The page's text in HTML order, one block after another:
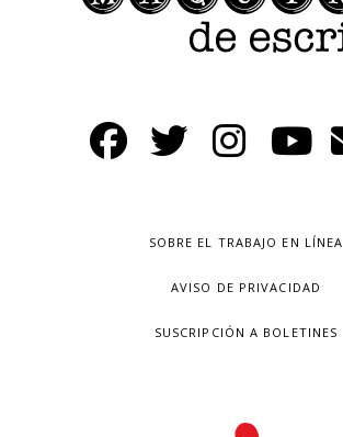
SOBRE EL TRABAJO EN LÍNEA
AVISO DE PRIVACIDAD
SUSCRIPCIÓN A BOLETINES